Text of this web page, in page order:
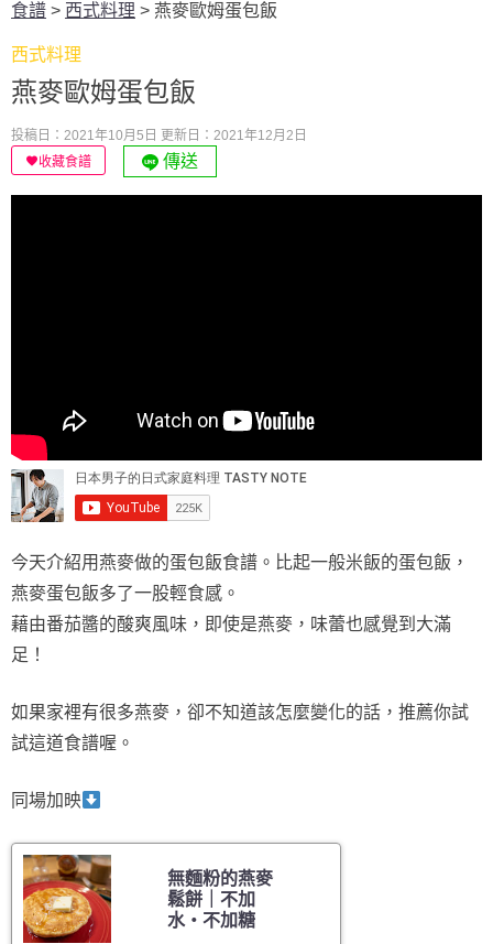
食譜 > 西式料理 > 燕麥歐姆蛋包飯
西式料理
燕麥歐姆蛋包飯
投稿日：2021年10月5日 更新日：2021年12月2日
收藏食譜
傳送
今天介紹用燕麥做的蛋包飯食譜。比起一般米飯的蛋包飯，
燕麥蛋包飯多了一股輕食感。
藉由番茄醬的酸爽風味，即使是燕麥，味蕾也感覺到大滿
足！
如果家裡有很多燕麥，卻不知道該怎麼變化的話，推薦你試
試這道食譜喔。
同場加映
無麵粉的燕麥
鬆餅｜不加
水・不加糖